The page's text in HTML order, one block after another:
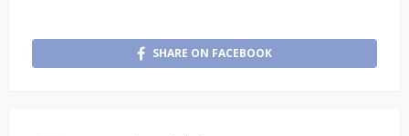
SHARE ON FACEBOOK